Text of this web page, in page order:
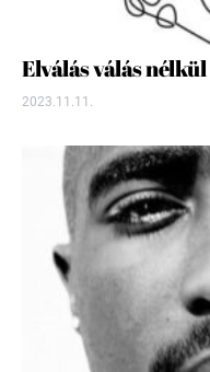
Elválás válás nélkül
2023.11.11.